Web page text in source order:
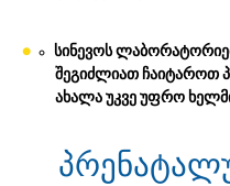
სინევოს
შეგიძლიათ ჩაიტაროთ
ახალა უკვე უფრო